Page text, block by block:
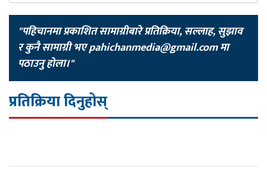
"पहिचानमा प्रकाशित सामाग्रीबारे प्रतिक्रिया, सल्लाह, सुझाव
र कुनै सामाग्री भएpahichanmedia@gmail.comमा
पठाउनु होला।"
प्रतिक्रिया दिनुहोस्